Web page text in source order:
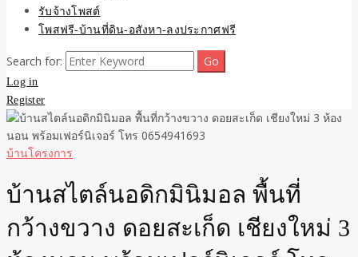
รับจ้างโพสต์
โพสฟรี-บ้านที่ดิน-อสังหา-ลงประกาศฟรี
Search for:
Log in
Register
บ้านโครงการ
บ้านสไตล์นอดิกมินิมอล พื้นที่
กว้างขวาง ดอยสะเก็ด เชียงใหม่ 3